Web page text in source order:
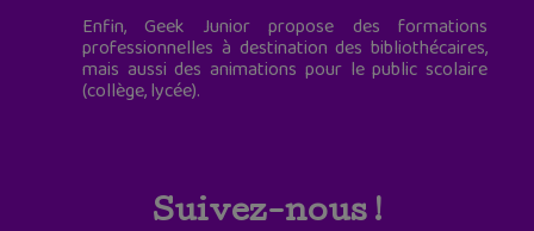
Enfin, Geek Junior propose des formations
professionnelles à destination des bibliothécaires,
mais aussi des animations pour le public scolaire
(collège, lycée).
Suivez-nous !